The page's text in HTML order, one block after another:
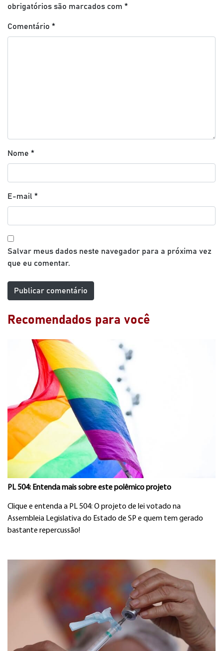
obrigatórios são marcados com *
Comentário *
Nome *
E-mail *
Salvar meus dados neste navegador para a próxima vez
que eu comentar.
Recomendados para você
PL 504: Entenda mais sobre este polêmico projeto
Clique e entenda a PL 504: O projeto de lei votado na
Assembleia Legislativa do Estado de SP e quem tem gerado
bastante repercussão!